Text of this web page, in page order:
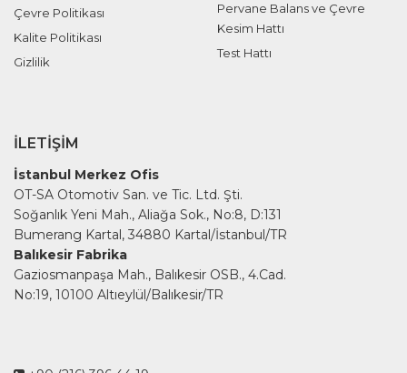
Çevre Politikası
Kalite Politikası
Gizlilik
Pervane Balans ve Çevre
Kesim Hattı
Test Hattı
İLETIŞIM
İstanbul Merkez Ofis
OT-SA Otomotiv San. ve Tic. Ltd. Şti.
Soğanlık Yeni Mah., Aliağa Sok., No:8, D:131
Bumerang Kartal, 34880 Kartal/İstanbul/TR
Balıkesir Fabrika
Gaziosmanpaşa Mah., Balıkesir OSB., 4.Cad.
No:19, 10100 Altıeylül/Balıkesir/TR